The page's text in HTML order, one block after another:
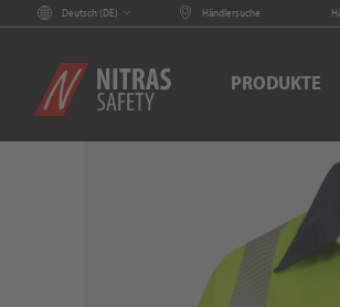
Deutsch (DE) Händlersuche
PRODUKTE